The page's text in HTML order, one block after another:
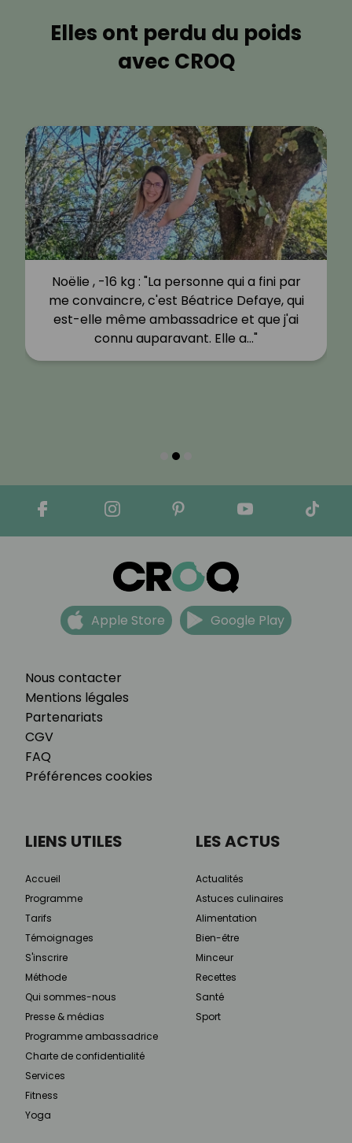
Elles ont perdu du poids
avec CROQ
Noëlie , -16 kg : "La personne qui a fini par
me convaincre, c'est Béatrice Defaye, qui
est-elle même ambassadrice et que j'ai
connu auparavant. Elle a…"
Nous contacter
Mentions légales
Partenariats
CGV
FAQ
Préférences cookies
Apple Store Google Play
LIENS UTILES
Accueil
Programme
Tarifs
Témoignages
S'inscrire
Méthode
Qui sommes-nous
Presse & médias
Programme ambassadrice
Charte de confidentialité
Services
Fitness
Yoga
LES ACTUS
Actualités
Astuces culinaires
Alimentation
Bien-être
Minceur
Recettes
Santé
Sport